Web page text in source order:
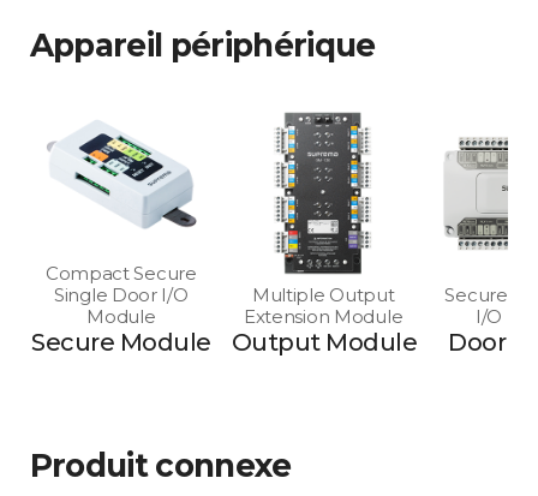
Appareil périphérique
Compact Secure
Single Door I/O
Module
Secure Module
Multiple Output
Extension Module
Output Module
Secure
I/O
Door
Produit connexe